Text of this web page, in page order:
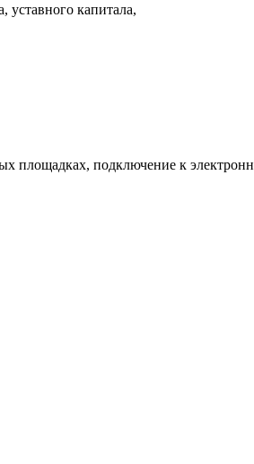
уставного капитала,
площадках, подключение к